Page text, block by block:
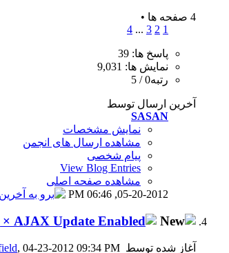
4 صفحه ها
•
1
2
3
...
4
پاسخ ها: 39
نمایش ها: 9,031
رتبه0 / 5
آخرین ارسال توسط
SASAN
نمایش مشخصات
مشاهده ارسال های انجمن
پیام شخصی
View Blog Entries
مشاهده صفحه اصلی
05-20-2012,
06:46 PM
×
آغاز شده توسط , 04-23-2012 09:34 PM